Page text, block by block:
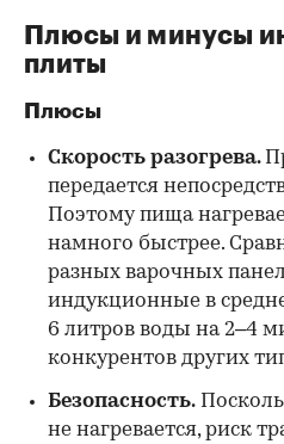
Плюсы и минусы
плиты
Плюсы
Скорость разогрева.
передается
Поэтому пища
намного быстрее.
разных варочных
индукционные в
6 литров воды на 2–4
конкурентов других
Безопасность.
не нагревается, риск